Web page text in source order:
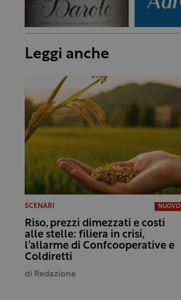
Leggi anche
SCENARI NUOVO
Riso, prezzi dimezzati e costi
alle stelle: filiera in crisi,
l’allarme di Confcooperative e
Coldiretti
di Redazione